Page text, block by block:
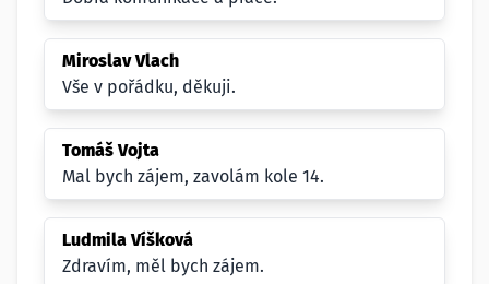
Miroslav Vlach
Vše v pořádku, děkuji.
Tomáš Vojta
Mal bych zájem, zavolám kole 14.
Ludmila Víšková
Zdravím, měl bych zájem.